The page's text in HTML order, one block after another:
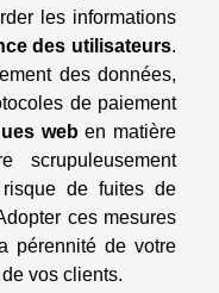
les informations
des utilisateurs.
des données,
de paiement
web en matière
scrupuleusement
de fuites de
ces mesures
pérennité de votre
vos clients.